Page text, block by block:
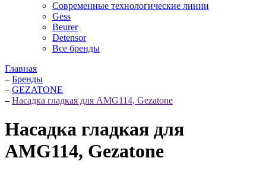
Современные технологические линии
Gess
Beurer
Detensor
Все бренды
Главная
– Бренды
– GEZATONE
– Насадка гладкая для AMG114, Gezatone
Насадка гладкая для
AMG114, Gezatone